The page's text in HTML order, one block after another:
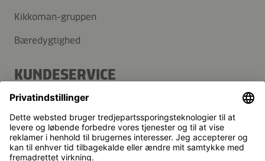
Kikkoman-gruppen
Bæredygtighed
KUNDESERVICE
FAQ
Kontakt
Nyhedsbrev